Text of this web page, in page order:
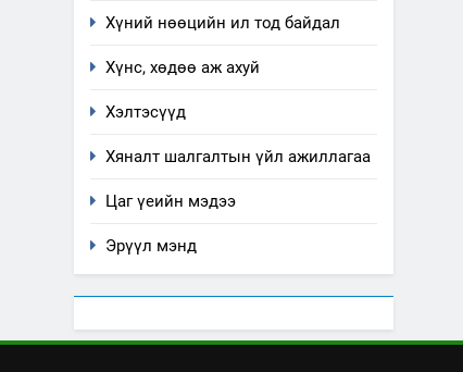
Хүний нөөцийн ил тод байдал
Хүнс, хөдөө аж ахуй
Хэлтэсүүд
Хяналт шалгалтын үйл ажиллагаа
Цаг үеийн мэдээ
Эрүүл мэнд